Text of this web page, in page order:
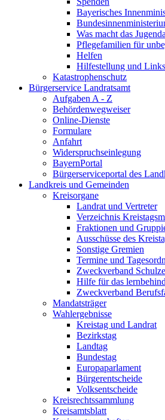
Bayerisches
Was macht das
Pflegefamilien für
Helfen
Hilfestellung und
Katastrophenschutz
Bürgerservice Landratsamt
Aufgaben A - Z
Behördenwegweiser
Online-Dienste
Formulare
Anfahrt
Widerspruchseinlegung
BayernPortal
Bürgerserviceportal des
Landkreis und Gemeinden
Kreisorgane
Landrat und Vertreter
Verzeichnis
Fraktionen und
Ausschüsse des
Sonstige Gremien
Termine und
Zweckverband
Hilfe für das
Zweckverband
Mandatsträger
Wahlergebnisse
Kreistag und Landrat
Bezirkstag
Landtag
Bundestag
Europaparlament
Bürgerentscheide
Volksentscheide
Kreisrechtssammlung
Kreisamtsblatt